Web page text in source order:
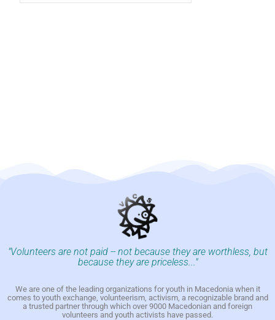
"Volunteers are not paid -- not because they are worthless, but
because they are priceless..."
We are one of the leading organizations for youth in Macedonia when it
comes to youth exchange, volunteerism, activism, a recognizable brand and
a trusted partner through which over 9000 Macedonian and foreign
volunteers and youth activists have passed.